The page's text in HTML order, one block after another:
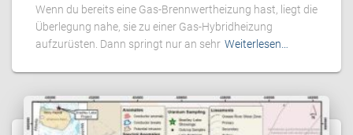
Wenn du bereits eine Gas-Brennwertheizung hast, liegt die
Überlegung nahe, sie zu einer Gas-Hybridheizung
aufzurüsten. Dann springt nur an sehr Weiterlesen…